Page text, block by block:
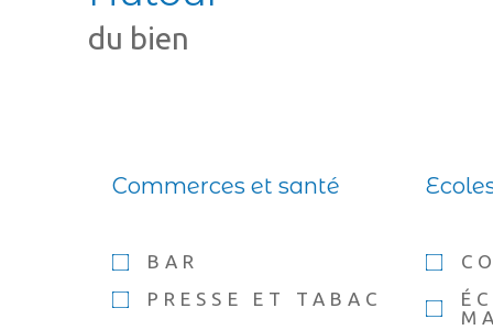
du bien
Commerces et santé
BAR
PRESSE ET TABAC